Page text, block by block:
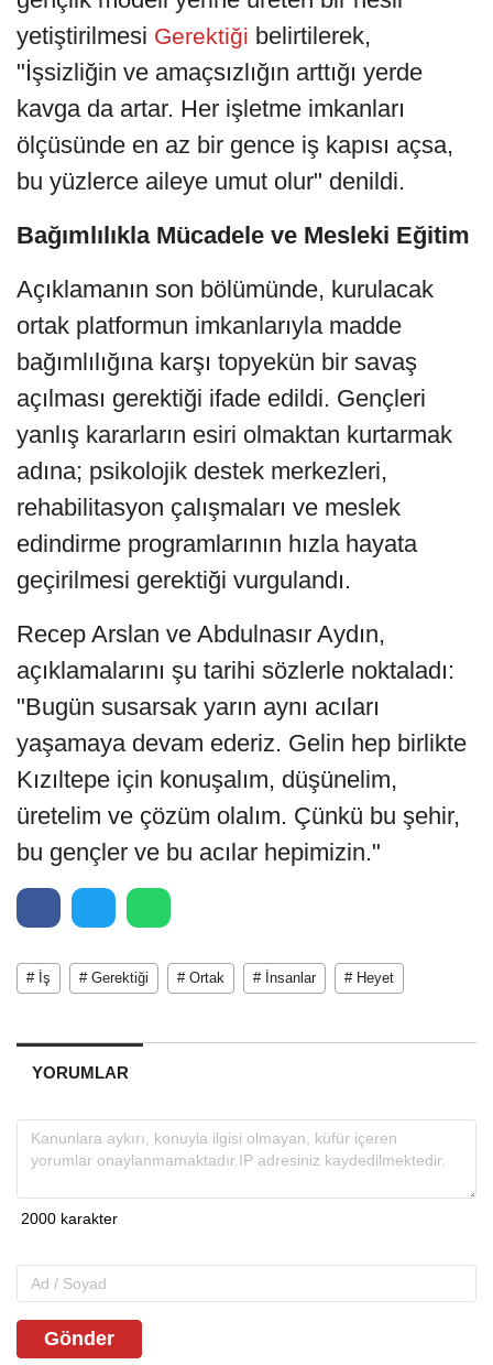
yetiştirilmesi Gerektiği belirtilerek,
"İşsizliğin ve amaçsızlığın arttığı yerde
kavga da artar. Her işletme imkanları
ölçüsünde en az bir gence iş kapısı açsa,
bu yüzlerce aileye umut olur" denildi.
Bağımlılıkla Mücadele ve Mesleki Eğitim
Açıklamanın son bölümünde, kurulacak
ortak platformun imkanlarıyla madde
bağımlılığına karşı topyekün bir savaş
açılması gerektiği ifade edildi. Gençleri
yanlış kararların esiri olmaktan kurtarmak
adına; psikolojik destek merkezleri,
rehabilitasyon çalışmaları ve meslek
edindirme programlarının hızla hayata
geçirilmesi gerektiği vurgulandı.
Recep Arslan ve Abdulnasır Aydın,
açıklamalarını şu tarihi sözlerle noktaladı:
"Bugün susarsak yarın aynı acıları
yaşamaya devam ederiz. Gelin hep birlikte
Kızıltepe için konuşalım, düşünelim,
üretelim ve çözüm olalım. Çünkü bu şehir,
bu gençler ve bu acılar hepimizin."
# İş # Gerektiği # Ortak # İnsanlar # Heyet
YORUMLAR
Gönder